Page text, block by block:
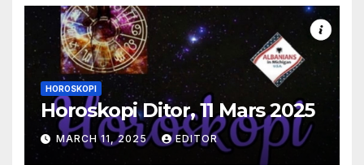
HOROSKOPI
Horoskopi Ditor, 11 Mars 2025
MARCH 11, 2025 EDITOR